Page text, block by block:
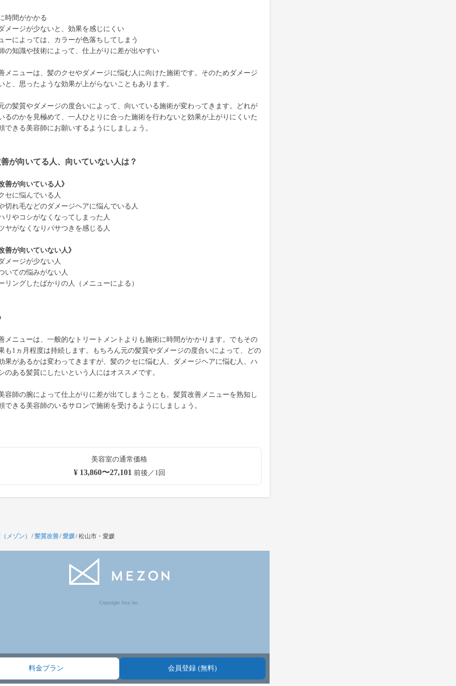
時間がかかる
メージが少ないと、効果を感じにくい
ーによっては、カラーが色落ちしてしまう
の知識や技術によって、仕上がりに差が出やすい
メニューは、髪のクセやダメージに悩む人に向けた施術です。そのためダメージ
と、思ったような効果が上がらないこともあります。
の髪質やダメージの度合いによって、向いている施術が変わってきます。どれが
るのかを見極めて、一人ひとりに合った施術を行わないと効果が上がりにくいた
できる美容師にお願いするようにしましょう。
が向いてる人、向いていない人は？
善が向いている人》
セに悩んでいる人
切れ毛などのダメージヘアに悩んでいる人
リやコシがなくなってしまった人
ヤがなくなりパサつきを感じる人
善が向いていない人》
メージが少ない人
いての悩みがない人
リングしたばかりの人（メニューによる）
メニューは、一般的なトリートメントよりも施術に時間がかかります。でもその
も1ヵ月程度は持続します。もちろん元の髪質やダメージの度合いによって、どの
果があるかは変わってきますが、髪のクセに悩む人、ダメージヘアに悩む人、ハ
のある髪質にしたいという人にはオススメです。
容師の腕によって仕上がりに差が出てしまうことも。髪質改善メニューを熟知し
できる美容師のいるサロンで施術を受けるようにしましょう。
美容室の通常価格
¥ 13,860〜27,101 前後／1回
料金プラン 会員登録 (無料)
メゾン） /髪質改善/愛媛/松山市・愛媛
Copyright Jocy inc.